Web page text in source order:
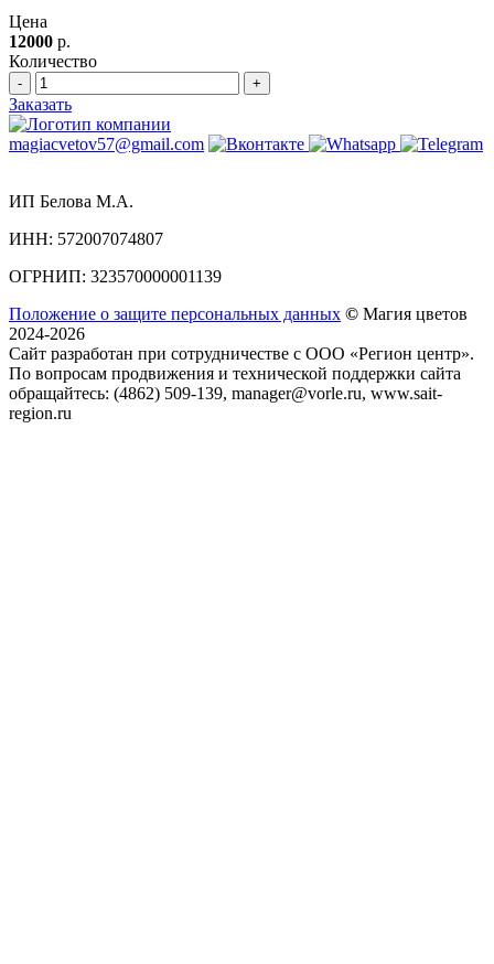
Цена
12000 р.
Количество
- +
Заказать
magiacvetov57@gmail.com
ИП Белова М.А.
ИНН: 572007074807
ОГРНИП: 323570000001139
Положение о защите персональных данных © Магия цветов
2024-2026
Сайт разработан при сотрудничестве с ООО «Регион центр».
По вопросам продвижения и технической поддержки сайта
обращайтесь: (4862) 509-139, manager@vorle.ru, www.sait-
region.ru